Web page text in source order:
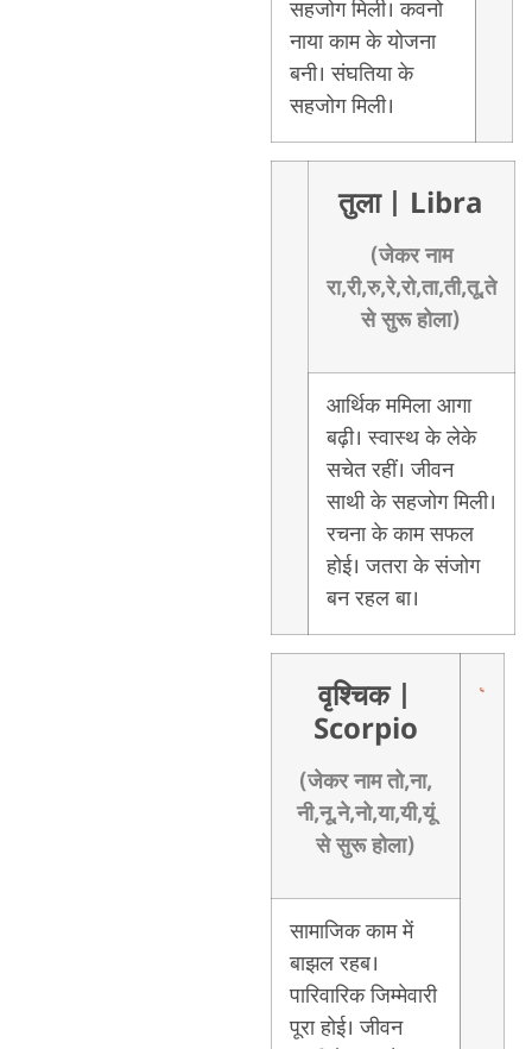
सहजोग मिली। कवनो
नाया काम के योजना
बनी। संघतिया के
सहजोग मिली।
तुला | Libra
(जेकर नाम
रा,री,रु,रे,रो,ता,ती,तू,ते
से सुरू होला)
आर्थिक ममिला आगा
बढ़ी। स्वास्थ के लेके
सचेत रहीं। जीवन
साथी के सहजोग मिली।
रचना के काम सफल
होई। जतरा के संजोग
बन रहल बा।
वृश्चिक
Scorpio
(जेकर नाम तो,ना,
नी,नू,ने,नो,या,यी,यूं
से सुरू होला)
सामाजिक काम में
बाझल रहब।
पारिवारिक जिम्मेवारी
पूरा होई। जीवन